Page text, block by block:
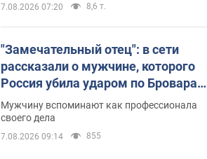
7.08.2026 07:20 8,6 т.
"Замечательный отец": в сети
рассказали о мужчине, которого
Россия убила ударом по Броварам.
Фото
Мужчину вспоминают как профессионала
своего дела
7.08.2026 09:14 855